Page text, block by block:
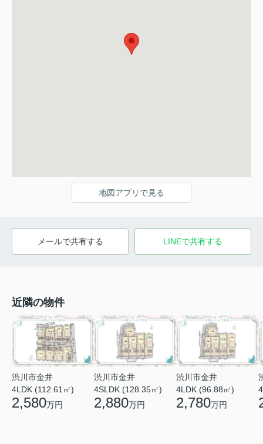
地図アプリで見る
メールで共有する LINEで共有する
近隣の物件
渋川市金井
4LDK (112.61㎡)
2,580万円
渋川市金井
4SLDK (128.35㎡)
2,880万円
渋川市金井
4LDK (96.88㎡)
2,780万円